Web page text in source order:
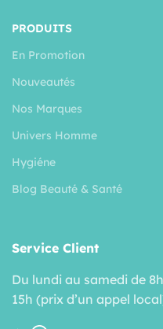
PRODUITS
En Promotion
Nouveautés
Nos Marques
Univers Homme
Hygiéne
Blog Beauté & Santé
Service Client
Du lundi au samedi de
15h (prix d’un appel